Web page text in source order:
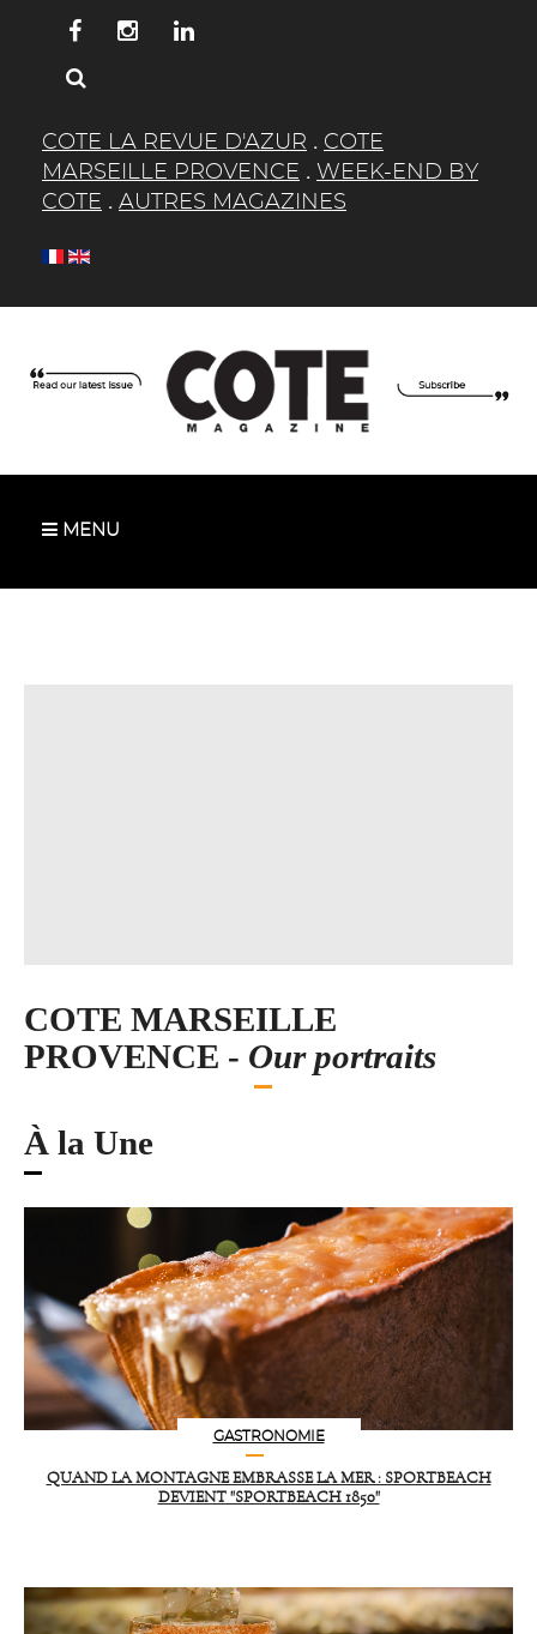
COTE LA REVUE D'AZUR . COTE
MARSEILLE PROVENCE . WEEK-END BY
COTE . AUTRES MAGAZINES
MENU
COTE MARSEILLE
PROVENCE - Our portraits
À la Une
GASTRONOMIE
QUAND LA MONTAGNE EMBRASSE LA MER : SPORTBEACH
DEVIENT "SPORTBEACH 1850"